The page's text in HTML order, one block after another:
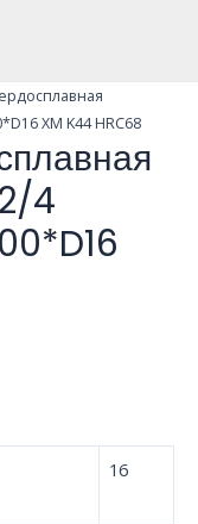
XM K44 HRC68
4
16